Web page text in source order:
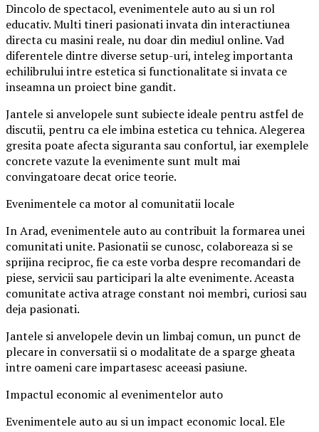
Dincolo de spectacol, evenimentele auto au si un rol
educativ. Multi tineri pasionati invata din interactiunea
directa cu masini reale, nu doar din mediul online. Vad
diferentele dintre diverse setup-uri, inteleg importanta
echilibrului intre estetica si functionalitate si invata ce
inseamna un proiect bine gandit.
Jantele si anvelopele sunt subiecte ideale pentru astfel de
discutii, pentru ca ele imbina estetica cu tehnica. Alegerea
gresita poate afecta siguranta sau confortul, iar exemplele
concrete vazute la evenimente sunt mult mai
convingatoare decat orice teorie.
Evenimentele ca motor al comunitatii locale
In Arad, evenimentele auto au contribuit la formarea unei
comunitati unite. Pasionatii se cunosc, colaboreaza si se
sprijina reciproc, fie ca este vorba despre recomandari de
piese, servicii sau participari la alte evenimente. Aceasta
comunitate activa atrage constant noi membri, curiosi sau
deja pasionati.
Jantele si anvelopele devin un limbaj comun, un punct de
plecare in conversatii si o modalitate de a sparge gheata
intre oameni care impartasesc aceeasi pasiune.
Impactul economic al evenimentelor auto
Evenimentele auto au si un impact economic local. Ele